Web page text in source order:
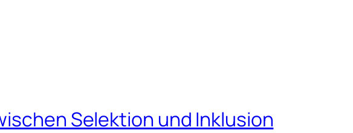
Selektion und Inklusion